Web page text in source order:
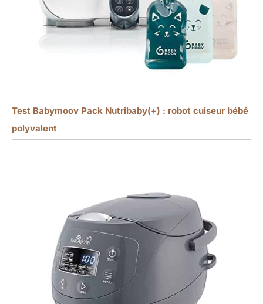
Test Babymoov Pack Nutribaby(+) : robot cuiseur bébé
polyvalent